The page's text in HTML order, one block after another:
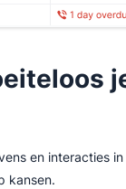
en interacties
kansen.